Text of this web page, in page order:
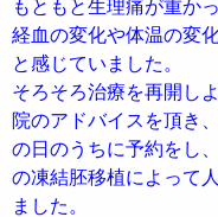
もともと生理痛が重か
経血の変化や体温の変
と感じていました。
そろそろ治療を再開し
院のアドバイスを頂き
の日のうちに予約をし
の凍結胚移植によって
ました。